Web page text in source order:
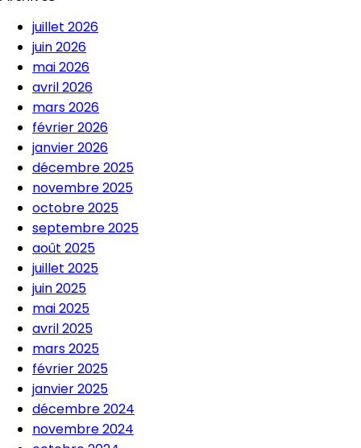
juillet 2026
juin 2026
mai 2026
avril 2026
mars 2026
février 2026
janvier 2026
décembre 2025
novembre 2025
octobre 2025
septembre 2025
août 2025
juillet 2025
juin 2025
mai 2025
avril 2025
mars 2025
février 2025
janvier 2025
décembre 2024
novembre 2024